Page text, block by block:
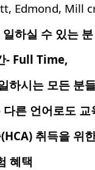
Edmond, Mill
하실 수 있는 분
- Full Time,
하시는 모든 분
또는 다른
취득을 위한
혜택